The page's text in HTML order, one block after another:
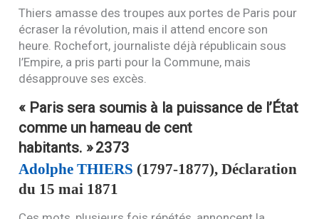
Thiers amasse des troupes aux portes de Paris pour
écraser la révolution, mais il attend encore son
heure. Rochefort, journaliste déjà républicain sous
l’Empire, a pris parti pour la Commune, mais
désapprouve ses excès.
« Paris sera soumis à la puissance de l’État
comme un hameau de cent
habitants. »2373
AdolpheTHIERS (1797-1877), Déclaration
du 15 mai 1871